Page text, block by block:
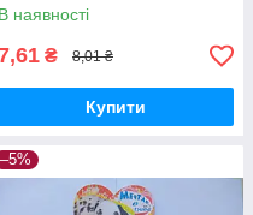
В наявності
₴ 8,01 ₴
Купити
–5%